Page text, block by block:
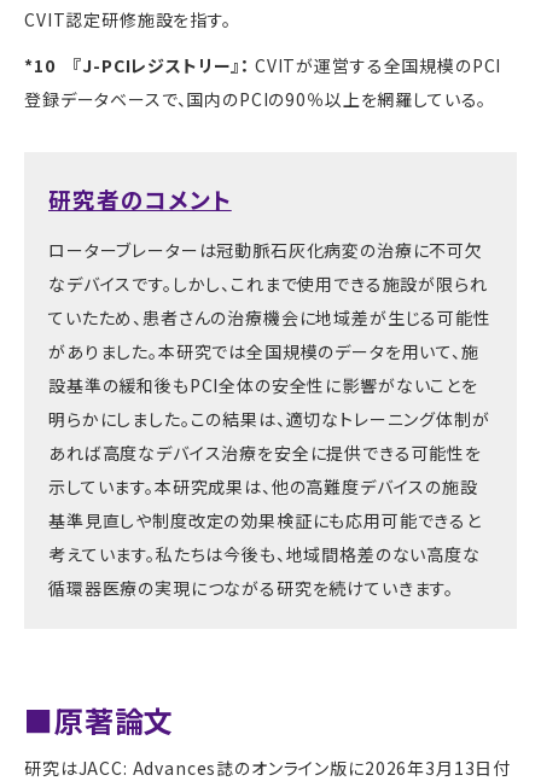
CVIT認定研修施設を指す。
*10 『J-PCIレジストリー』： CVITが運営する全国規模のPCI
登録データベースで、国内のPCIの90％以上を網羅している。
研究者のコメント
ローターブレーターは冠動脈石灰化病変の治療に不可欠
なデバイスです。しかし、これまで使用できる施設が限られ
ていたため、患者さんの治療機会に地域差が生じる可能性
がありました。本研究では全国規模のデータを用いて、施
設基準の緩和後もPCI全体の安全性に影響がないことを
明らかにしました。この結果は、適切なトレーニング体制が
あれば高度なデバイス治療を安全に提供できる可能性を
示しています。本研究成果は、他の高難度デバイスの施設
基準見直しや制度改定の効果検証にも応用可能できると
考えています。私たちは今後も、地域間格差のない高度な
循環器医療の実現につながる研究を続けていきます。
■原著論文
研究はJACC: Advances誌のオンライン版に2026年3月 13日付